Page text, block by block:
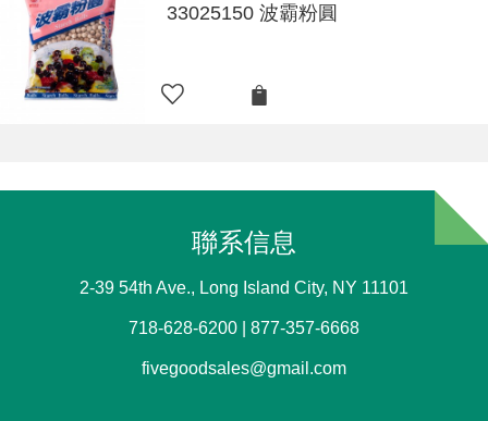
33025150 波霸粉圓
聯系信息
2-39 54th Ave., Long Island City, NY 11101
718-628-6200 | 877-357-6668
fivegoodsales@gmail.com